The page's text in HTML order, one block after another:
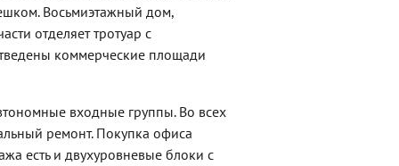
Восьмиэтажный дом,
отделяет тротуар с
коммерческие площади
входные группы. Во всех
ремонт. Покупка офиса
есть и двухуровневые блоки с